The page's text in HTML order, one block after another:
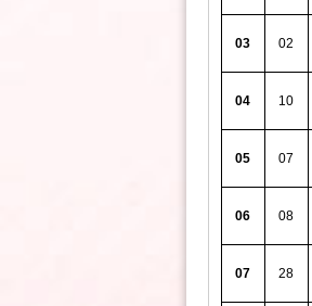
03 02
04 10
05 07
06 08
07 28